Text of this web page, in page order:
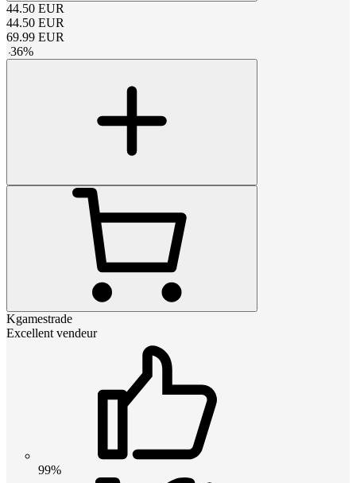
44.50 EUR
44.50 EUR
69.99 EUR
-36%
Kgamestrade
Excellent vendeur
99%